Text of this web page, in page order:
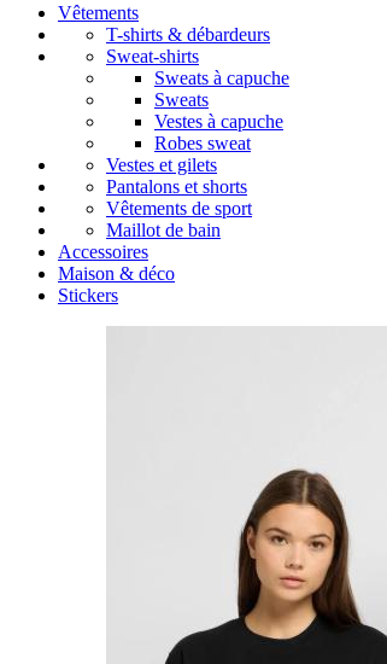
Vêtements
T-shirts & débardeurs
Sweat-shirts
Sweats à capuche
Sweats
Vestes à capuche
Robes sweat
Vestes et gilets
Pantalons et shorts
Vêtements de sport
Maillot de bain
Accessoires
Maison & déco
Stickers